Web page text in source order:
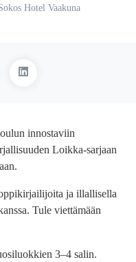
Hotel Vaakuna
innostaviin
Loikka-sarjaan
ja illallisella
Tule viettämään
3–4 salin.